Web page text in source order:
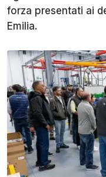
forza presentati ai
Emilia.